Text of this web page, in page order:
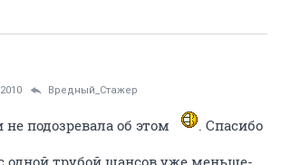
Вредный_Стажер
подозревала об этом
. Спасибо
одной трубой шансов уже меньше-